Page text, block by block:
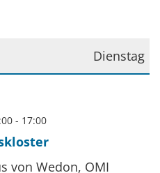
Dienstag
- 17:00
von Wedon, OMI